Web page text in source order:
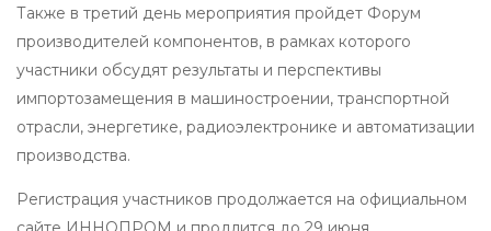
Также в третий день мероприятия пройдет Форум
производителей компонентов, в рамках которого
участники обсудят результаты и перспективы
импортозамещения в машиностроении, транспортной
отрасли, энергетике, радиоэлектронике и автоматизации
производства.
Регистрация участников продолжается на официальном